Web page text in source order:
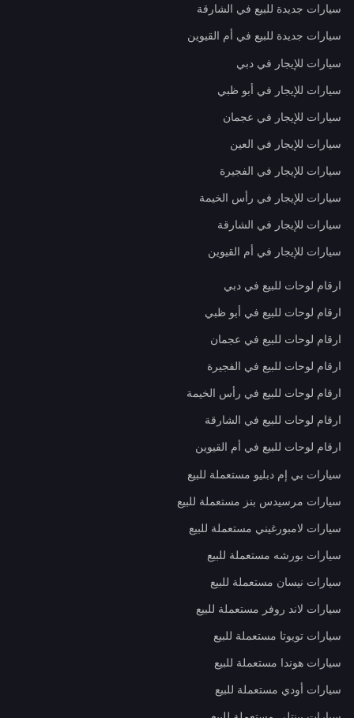
سيارات جديدة للبيع في الشارقة
سيارات جديدة للبيع في أم القيوين
سيارات للإيجار في دبي
سيارات للإيجار في أبو ظبي
سيارات للإيجار في عجمان
سيارات للإيجار في العين
سيارات للإيجار في الفجيرة
سيارات للإيجار في رأس الخيمة
سيارات للإيجار في الشارقة
سيارات للإيجار في أم القيوين
ارقام لوحات للبيع في دبي
ارقام لوحات للبيع في أبو ظبي
ارقام لوحات للبيع في عجمان
ارقام لوحات للبيع في الفجيرة
ارقام لوحات للبيع في رأس الخيمة
ارقام لوحات للبيع في الشارقة
ارقام لوحات للبيع في أم القيوين
سيارات بي إم دبليو مستعملة للبيع
سيارات مرسيدس بنز مستعملة للبيع
سيارات لامبورغيني مستعملة للبيع
سيارات بورشه مستعملة للبيع
سيارات نيسان مستعملة للبيع
سيارات لاند روفر مستعملة للبيع
سيارات تويوتا مستعملة للبيع
سيارات هوندا مستعملة للبيع
سيارات أودي مستعملة للبيع